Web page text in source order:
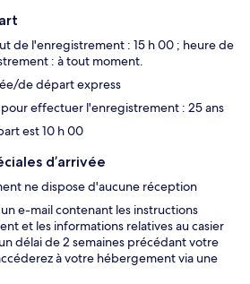
de l'enregistrement : 15 h 00 ; heure de
: à tout moment.
de départ express
effectuer l'enregistrement : 25 ans
est 10 h 00
d’arrivée
ne dispose d'aucune réception
e-mail contenant les instructions
et les informations relatives au casier
délai de 2 semaines précédant votre
à votre hébergement via une